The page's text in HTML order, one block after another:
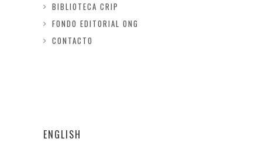
BIBLIOTECA CRIP
FONDO EDITORIAL ONG
CONTACTO
ENGLISH